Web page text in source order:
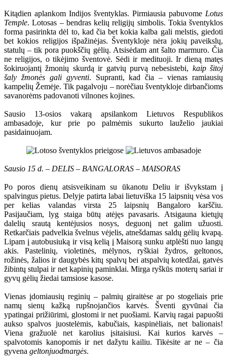
Kitądien aplankom Indijos šventyklas. Pirmiausia pabuvome Lotus
Temple. Lotosas – bendras kelių religijų simbolis. Tokia šventyklos
forma pasirinkta dėl to, kad čia bet kokia kalba gali melstis, giedoti
bet kokios religijos išpažinėjas. Šventykloje nėra jokių paveikslų,
statulų – tik pora puokščių gėlių. Atsisėdam ant šalto marmuro. Čia
ne religijos, o tikėjimo šventovė. Sėdi ir medituoji. Ir dieną matęs
šokiruojantį žmonių skurdą ir gatvių purvą nebesistebi, kaip šitoj
šaly žmonės gali gyventi. Supranti, kad čia – vienas ramiausių
kampelių Žemėje. Tik pagalvoju – norėčiau šventykloje dirbančioms
savanorėms padovanoti vilnones kojines.
Sausio 13-osios vakarą apsilankom Lietuvos Respublikos
ambasadoje, kur prie po palmėmis sukurto lauželio jaukiai
pasidainuojam.
Sausio 15 d. – DELIS – BANGALORAS – MAISORAS
Po poros dienų atsisveikinam su ūkanotu Deliu ir išvykstam į
spalvingus pietus. Delyje patirta labai lietuviška 15 laipsnių vėsa vos
per kelias valandas virsta 25 laipsnių Bangaloro karščiu.
Pasijaučiam, lyg staiga būtų atėjęs pavasaris. Atsigauna kietųjų
dalelių srautą kentėjusios nosys, deguonį net galim užuosti.
Retkarčiais padvelkia švelnus vėjelis, atnešdamas saldų gėlių kvapą.
Lipam į autobusiuką ir visą kelią į Maisorą sunku atplėšti nuo langų
akis. Pastelinių, violetinės, mėlynos, ryškiai žydros, geltonos,
rožinės, žalios ir daugybės kitų spalvų bei atspalvių kotedžai, gatvės
žibintų stulpai ir net kapinių paminklai. Mirga ryškūs moterų sariai ir
gyvų gėlių žiedai tamsiose kasose.
Vienas įdomiausių reginių – palmių giraitėse ar po stogeliais prie
namų sienų kažką rupšnojančios karvės. Šventi gyvūnai čia
ypatingai prižiūrimi, glostomi ir net puošiami. Karvių ragai papuošti
aukso spalvos juostelėmis, kabučiais, kaspinėliais, net balionais!
Viena gražuolė net karolius įsitaisiusi. Kai kurios karvės –
spalvotomis kanopomis ir net dažytu kailiu. Tikėsite ar ne – čia
gyvena geltonjuodmargės.